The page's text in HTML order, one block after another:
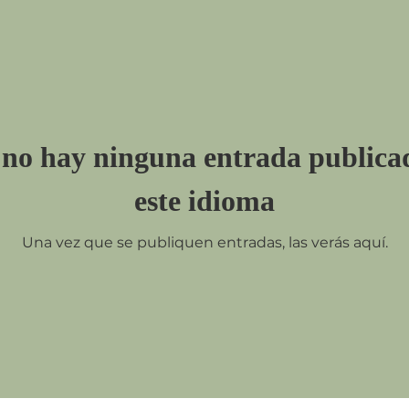
hay ninguna entrada
este idioma
Una vez que se publiquen entradas, las verás aquí.